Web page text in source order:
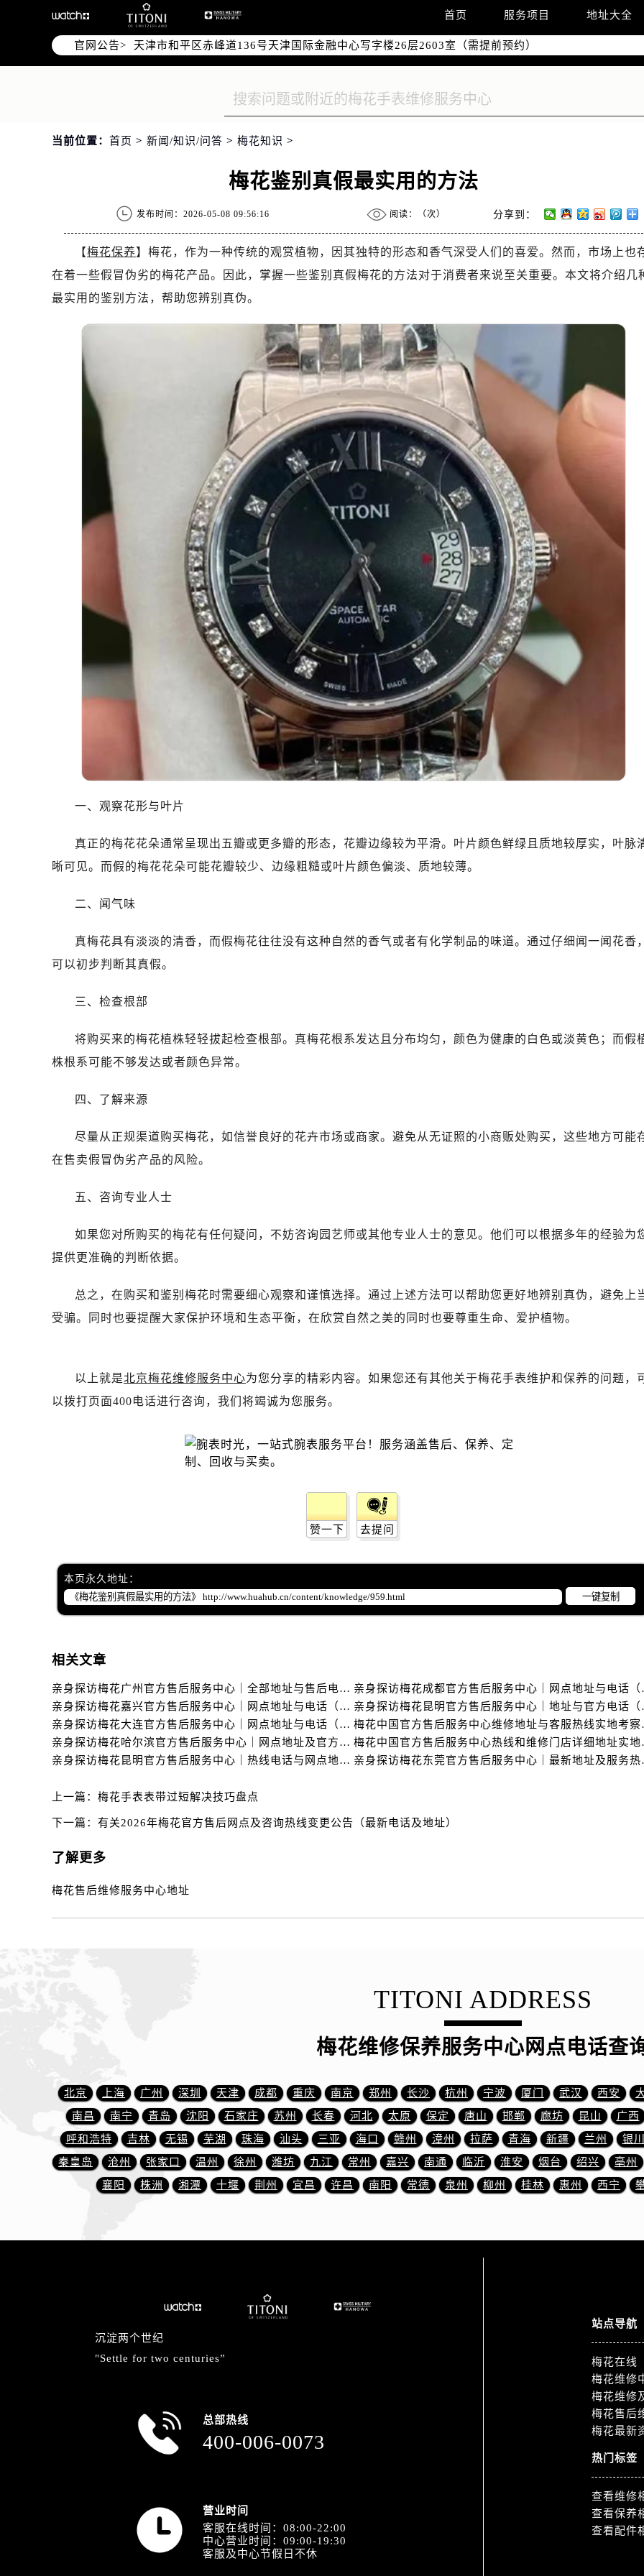
首页 服务项目 地址大全
官网公告>
北京市东城区东长安街1号东方广场写字楼W3座6层602室（需提前预约）
北京市朝阳区建国门外大街甲6号华熙国际中心写字楼D座11层1102室（需提前预约）
天津市和平区赤峰道136号天津国际金融中心写字楼26层2603室（需提前预约）
上海市徐汇区虹桥路3号港汇中心写字楼2座37层3705室（需提前预约）
南京市秦淮区中山南路1号（新街口）南京中心写字楼22层C1-1室（需提前预约）
徐州市鼓楼区淮海东路29号苏宁广场IFC国际金融中心写字楼35层3508室（需提前预约）
盐城市盐都区世纪大道5号盐城金融城写字楼1号楼16层1604室（需提前预约）
泰州市海陵区永定东路399号置地商务中心东塔写字楼（华润万象城）17层1706室（需提前预约）
杭州市上城区钱江路1366号华润大厦写字楼A座5层503-5室（需提前预约）
金华市金东区东市南街777号金华万达广场写字楼4号楼22层2209室（需提前预约）
嘉兴市南湖区广益路705号嘉兴世界贸易中心写字楼A座13层1304室（需提前预约）
南昌市红谷滩新区红谷中大道998号绿地双子塔（中央广场）A1座办公楼14层07室（需提前预约）
济南市历下区经十路11111号华润中心写字楼（万象城）15层1508室（需提前预约）
广州市天河区天河路230号万菱汇国际中心写字楼A塔7层704室（需提前预约）
广州市越秀区环市东路371-375号世界贸易中心大厦南塔写字楼15层07室（需提前预约）
深圳市罗湖区深南东路5001号华润大厦写字楼17层1701室（需提前预约）
惠州市惠城区江北文昌一路7号华贸大厦写字楼1座30层05室（需提前预约）
厦门市思明区湖滨东路95号华润大厦写字楼B座11层1104室（需提前预约）
福州市鼓楼区五四路128-1号恒力城写字楼15层03室（需提前预约）
成都市锦江区人民东路6号SAC东原中心写字楼24层2406B室（需提前预约）
重庆市江北区观音桥步行街2号融恒时代广场写字楼9层902室（需提前预约）
长沙市芙蓉区定王台街道建湘路393号世茂环球金融中心写字楼（芙蓉广场）10层13室（需提前预约
郑州市二七区铭功路10号华润大厦写字楼29层2905室（需提前预约）
太原市迎泽区解放路15号亨得利名表服务中心（品牌授权店）3层整层（需提前预约）
沈阳市沈河区中街路137号亨得利名表服务中心（品牌授权店）1层整层（需提前预约）
沈阳市沈河区中街路83号亨得利名表服务中心（品牌授权店）1层整层（需提前预约）
乌鲁木齐市天山区红山路26号时代广场（CCMALL）C座17层17-B（需提前预约）
温州市鹿城区锦绣路1067号置信广场10层1015室（需提前预约）
哈尔滨市道里区友谊西路600号富力中心T2座写字楼29层03室（需提前预约）
大连市中山区人民路15号国际金融大厦7层G室（需提前预约）
佛山市禅城区季华五路57号万科金融中心C座12层1205室（需提前预约）
东莞市东城街道鸿福东路1号民盈国贸中心T1写字楼9层907室（需提前预约）
无锡市梁溪区人民中路139号恒隆广场写字楼1座11层1104室（需提前预约）
南通市崇川区工农路57号圆融广场写字楼16层1603室（需提前预约）
武汉市江汉区解放大道686号世界贸易大厦38层09室（需提前预约）
合肥市蜀山区潜山路111号万象城华润大厦B座12楼03室（需提前预约）
泉州市丰泽区宝洲路729号浦西万达中心写字楼A座7楼709室（需提前预约）
烟台市芝罘区胜利路139号万达金融中心A座907室（需提前预约）
昆明市盘龙区北京路928号同德昆明广场写字楼10层06室（需提前预约）
海口市龙华区金贸东路5号海口华润大厦B座17层1707室（需提前预约）
内蒙古自治区呼和浩特市玉泉区大学西街70号华润万象城写字楼（鄂尔多斯大厦）23层2326室（需
重庆市解放碑渝中区民权路28号英利国际金融中心写字楼20层01室（需提前预约）
黑龙江省大庆市萨尔图区会战大街售后服务中心（需提前预约）
黑龙江省黑河市爱辉区中央街售后服务中心（需提前预约）
黑龙江省佳木斯市向阳区长安路售后服务中心（需提前预约）
黑龙江省牡丹江市东安区太平路售后服务中心（需提前预约）
黑龙江省齐齐哈尔市龙沙区龙华路售后服务中心（需提前预约）
黑龙江省双鸭山市尖山区新兴大街售后服务中心（需提前预约）
吉林省白城市洮北区明仁南街售后服务中心（需提前预约）
吉林省白山市浑江区浑江大街售后服务中心（需提前预约）
吉林省辽源市龙山区人民大街售后服务中心（需提前预约）
吉林省梅河口市新华街道梅河大街售后服务中心（需提前预约）
吉林省松原市宁江区五环大街售后服务中心（需提前预约）
吉林省通化市东昌区环通乡江南大街售后服务中心（需提前预约）
吉林省延边市延吉市解放路售后服务中心（需提前预约）
辽宁省朝阳市双塔区新华路售后服务中心（需提前预约）
辽宁省丹东市振兴区七经街售后服务中心（需提前预约）
辽宁省锦州市古塔区中央大街售后服务中心（需提前预约）
辽宁省辽阳市白塔区新运大街售后服务中心（需提前预约）
辽宁省盘锦市兴隆台区石油大街售后服务中心（需提前预约）
辽宁省铁岭市银州区南马路售后服务中心（需提前预约）
辽宁省沈阳市沈河区中街路137号亨得利名表维修授权店1楼售后服务中心（需提前预约）
辽宁省沈阳市沈河区中街路83号亨得利名表维修授权店1楼售后服务中心（需提前预约）
内蒙古自治区阿拉善盟市左旗土尔扈特大街售后服务中心（需提前预约）
内蒙古自治区巴彦淖尔市临河区新华街售后服务中心（需提前预约）
内蒙古自治区呼伦贝尔市海拉尔区中央街售后服务中心（需提前预约）
内蒙古自治区乌海市海勃湾区人民南路售后服务中心（需提前预约）
内蒙古自治区乌兰察布市集宁区恩和大街售后服务中心（需提前预约）
内蒙古自治区兴安盟市乌兰浩特市兴安大街售后服务中心（需提前预约）
山西省大同市平城区迎宾街售后服务中心（需提前预约）
山西省晋城市城区黄华街售后服务中心（需提前预约）
山西省晋中市榆次区顺城街售后服务中心（需提前预约）
山西省临汾市尧都区解放路售后服务中心（需提前预约）
山西省吕梁市离石区永宁中路与建设街交叉口售后服务中心（需提前预约）
山西省忻州市忻府区和平东街与七一南路交叉口售后服务中心（需提前预约）
山西省阳泉市郊区平阳东街与新城大道交叉口售后服务中心（需提前预约）
山西省长治市潞州区英雄中路售后服务中心（需提前预约）
山西省太原市迎泽区迎泽街道解放路15号亨得利名表维修授权店3楼售后服务中心（需提前预约）
天津市和平区赤峰道136号天津国际金融中心26层2603室售后服务中心（需提前预约）
安徽省安庆市迎江区人民路售后服务中心（需提前预约）
安徽省池州市贵池区长江路售后服务中心（需提前预约）
安徽省滁州市琅琊区南谯北路售后服务中心（需提前预约）
安徽省黄山市屯溪区黄山西路售后服务中心（需提前预约）
安徽省六安市金安区解放中路售后服务中心（需提前预约）
安徽省马鞍山市雨山区湖南西路售后服务中心（需提前预约）
当前位置： 首页 > 新闻/知识/问答 > 梅花知识 >
梅花鉴别真假最实用的方法
发布时间：2026-05-08 09:56:16 阅读：（次） 分享到：
【梅花保养】梅花，作为一种传统的观赏植物，因其独特的形态和香气深受人们的喜爱。然而，市场上也
在着一些假冒伪劣的梅花产品。因此，掌握一些鉴别真假梅花的方法对于消费者来说至关重要。本文将介绍几
最实用的鉴别方法，帮助您辨别真伪。
一、观察花形与叶片
真正的梅花花朵通常呈现出五瓣或更多瓣的形态，花瓣边缘较为平滑。叶片颜色鲜绿且质地较厚实，叶脉
晰可见。而假的梅花花朵可能花瓣较少、边缘粗糙或叶片颜色偏淡、质地较薄。
二、闻气味
真梅花具有淡淡的清香，而假梅花往往没有这种自然的香气或者有化学制品的味道。通过仔细闻一闻花香
可以初步判断其真假。
三、检查根部
将购买来的梅花植株轻轻拔起检查根部。真梅花根系发达且分布均匀，颜色为健康的白色或淡黄色；而假
株根系可能不够发达或者颜色异常。
四、了解来源
尽量从正规渠道购买梅花，如信誉良好的花卉市场或商家。避免从无证照的小商贩处购买，这些地方可能
在售卖假冒伪劣产品的风险。
五、咨询专业人士
如果您对所购买的梅花有任何疑问，不妨咨询园艺师或其他专业人士的意见。他们可以根据多年的经验为
提供更准确的判断依据。
总之，在购买和鉴别梅花时需要细心观察和谨慎选择。通过上述方法可以帮助您更好地辨别真伪，避免上
受骗。同时也要提醒大家保护环境和生态平衡，在欣赏自然之美的同时也要尊重生命、爱护植物。
以上就是北京梅花维修服务中心为您分享的精彩内容。如果您还有其他关于梅花手表维护和保养的问题，
以拨打页面400电话进行咨询，我们将竭诚为您服务。
赞一下 去提问
本页永久地址：
一键复制
相关文章
亲身探访梅花广州官方售后服务中心｜全部地址与售后电话（2026年7月最新）
亲身探访
亲身探访梅花嘉兴官方售后服务中心｜网点地址与电话（2026年7月最新）
亲身探访
亲身探访梅花大连官方售后服务中心｜网点地址与电话（2026年7月最新）
梅花中国官
亲身探访梅花哈尔滨官方售后服务中心｜网点地址及官方热线（2026年7月最新）
梅花中国官方
亲身探访梅花昆明官方售后服务中心｜热线电话与网点地址（2026年7月最新）
亲身探访
上一篇： 梅花手表表带过短解决技巧盘点
下一篇： 有关2026年梅花官方售后网点及咨询热线变更公告（最新电话及地址）
了解更多
梅花售后维修服务中心地址
TITONI ADDRESS
梅花维修保养服务中心网点电话查
北京 上海 广州 深圳 天津 成都 重庆 南京 郑州 长沙 杭州 宁波 厦门 武汉 西安
南昌
南宁 青岛 沈阳 石家庄 苏州 长春 河北 太原 保定 唐山 邯郸 廊坊 昆山
广西
呼和浩特
吉林 无锡 芜湖 珠海 汕头 三亚 海口 赣州 漳州 拉萨 青海 新疆 兰州
银
秦皇岛
沧州 张家口 温州 徐州 潍坊 九江 常州 嘉兴 南通 临沂 淮安 烟台 绍兴
亳州
襄阳
株洲 湘潭 十堰 荆州 宜昌 许昌 南阳 常德 泉州 柳州 桂林 惠州 西宁
沉淀两个世纪
"Settle for two centuries”
总部热线
400-006-0073
营业时间
客服在线时间：08:00-22:00
中心营业时间：09:00-19:30
客服及中心节假日不休
站点导航
梅花在线
梅花维修
梅花维修
梅花售后
梅花最新
热门标签
查看维修
查看保养
查看配件